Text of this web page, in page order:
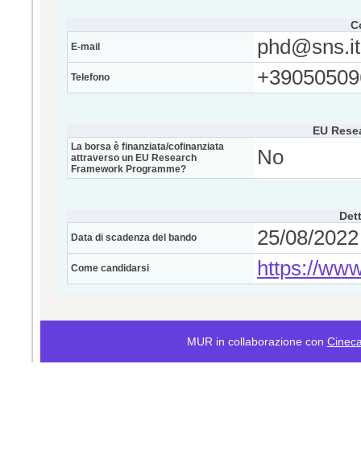
E-mail phd@sns.it
Telefono
EU
La borsa è finanziata/cofinanziata
attraverso un EU Research
Framework Programme?
No
Data di scadenza del bando 25/08/
Come candidarsi https://
MUR in collaborazione con